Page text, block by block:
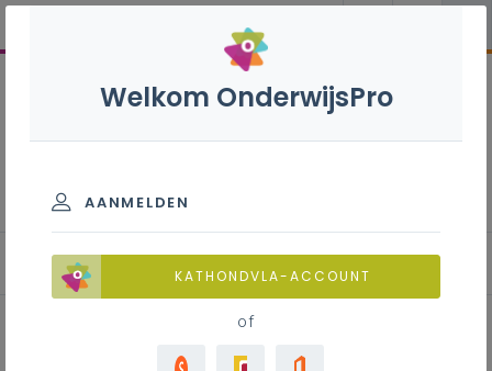
Dagelijks bestuur
Welkom OnderwijsPro
AANMELDEN
KATHONDVLA-ACCOUNT
of